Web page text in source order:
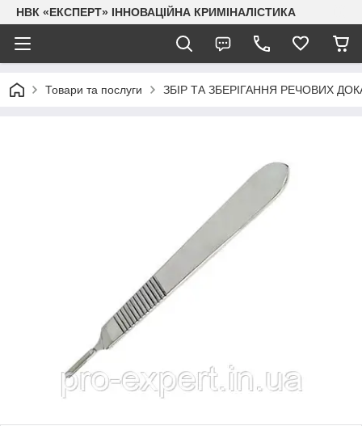
НВК «ЕКСПЕРТ» ІННОВАЦІЙНА КРИМІНАЛІСТИКА
Товари та послуги ЗБІР ТА ЗБЕРІГАННЯ РЕЧОВИХ